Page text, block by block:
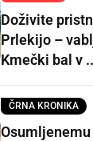
Doživite
Prlekijo –
Kmečki bal v
ČRNA KRONIKA
Osumljenemu